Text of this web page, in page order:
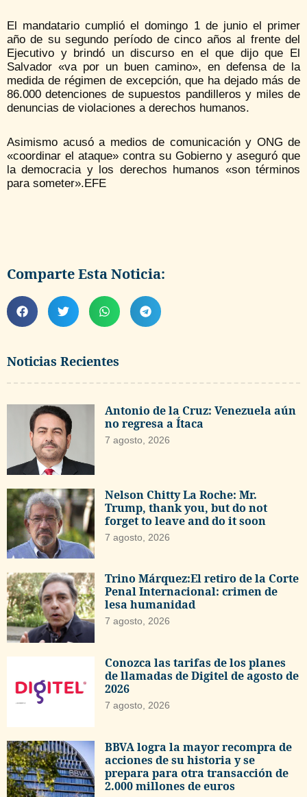
Noticias Recientes
Antonio de la Cruz: Venezuela aún
no regresa a Ítaca
7 agosto, 2026
Nelson Chitty La Roche: Mr.
Trump, thank you, but do not
forget to leave and do it soon
7 agosto, 2026
Trino Márquez:El retiro de la Corte
Penal Internacional: crimen de
lesa humanidad
7 agosto, 2026
Conozca las tarifas de los planes
de llamadas de Digitel de agosto de
2026
7 agosto, 2026
BBVA logra la mayor recompra de
acciones de su historia y se
prepara para otra transacción de
2.000 millones de euros
El mandatario cumplió el domingo 1 de junio el primer
año de su segundo período de cinco años al frente del
Ejecutivo y brindó un discurso en el que dijo que El
Salvador «va por un buen camino», en defensa de la
medida de régimen de excepción, que ha dejado más de
86.000 detenciones de supuestos pandilleros y miles de
denuncias de violaciones a derechos humanos.
Asimismo acusó a medios de comunicación y ONG de
«coordinar el ataque» contra su Gobierno y aseguró que
la democracia y los derechos humanos «son términos
para someter».EFE
Comparte Esta Noticia: